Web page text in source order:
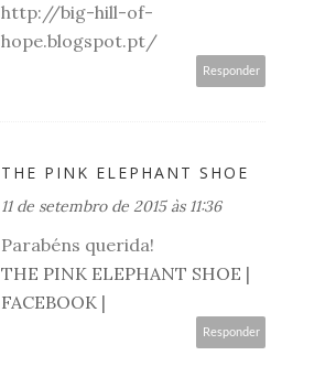
http://big-hill-of-
hope.blogspot.pt/
Responder
THE PINK ELEPHANT SHOE
11 de setembro de 2015 às 11:36
Parabéns querida!
THE PINK ELEPHANT SHOE |
FACEBOOK |
Responder